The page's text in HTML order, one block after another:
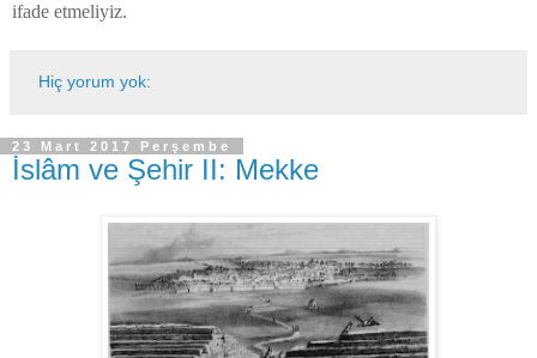
ifade etmeliyiz.
Hiç yorum yok:
23 Mart 2017 Perşembe
İslâm ve Şehir II: Mekke